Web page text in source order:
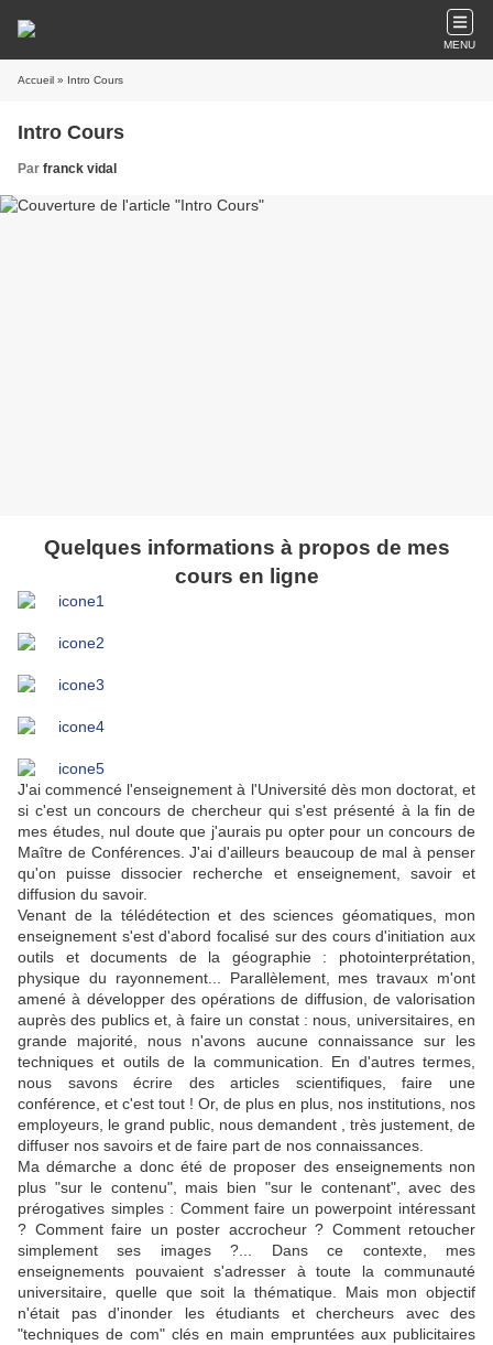
MENU
Accueil » Intro Cours
Intro Cours
Par franck vidal
Quelques informations à propos de mes
cours en ligne
J'ai commencé l'enseignement à l'Université dès mon doctorat, et
si c'est un concours de chercheur qui s'est présenté à la fin de
mes études, nul doute que j'aurais pu opter pour un concours de
Maître de Conférences. J'ai d'ailleurs beaucoup de mal à penser
qu'on puisse dissocier recherche et enseignement, savoir et
diffusion du savoir.
Venant de la télédétection et des sciences géomatiques, mon
enseignement s'est d'abord focalisé sur des cours d'initiation aux
outils et documents de la géographie : photointerprétation,
physique du rayonnement... Parallèlement, mes travaux m'ont
amené à développer des opérations de diffusion, de valorisation
auprès des publics et, à faire un constat : nous, universitaires, en
grande majorité, nous n'avons aucune connaissance sur les
techniques et outils de la communication. En d'autres termes,
nous savons écrire des articles scientifiques, faire une
conférence, et c'est tout ! Or, de plus en plus, nos institutions, nos
employeurs, le grand public, nous demandent , très justement, de
diffuser nos savoirs et de faire part de nos connaissances.
Ma démarche a donc été de proposer des enseignements non
plus "sur le contenu", mais bien "sur le contenant", avec des
prérogatives simples : Comment faire un powerpoint intéressant
? Comment faire un poster accrocheur ? Comment retoucher
simplement ses images ?... Dans ce contexte, mes
enseignements pouvaient s'adresser à toute la communauté
universitaire, quelle que soit la thématique. Mais mon objectif
n'était pas d'inonder les étudiants et chercheurs avec des
"techniques de com" clés en main empruntées aux publicitaires